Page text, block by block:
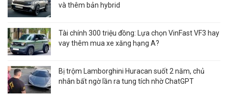
và thêm bản hybrid
Tài chính 300 triệu đồng: Lựa chọn VinFast VF3 hay
vay thêm mua xe xăng hạng A?
Bị trộm Lamborghini Huracan suốt 2 năm, chủ
nhân bất ngờ lần ra tung tích nhờ ChatGPT